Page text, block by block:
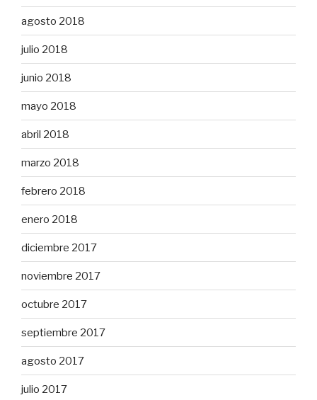
agosto 2018
julio 2018
junio 2018
mayo 2018
abril 2018
marzo 2018
febrero 2018
enero 2018
diciembre 2017
noviembre 2017
octubre 2017
septiembre 2017
agosto 2017
julio 2017